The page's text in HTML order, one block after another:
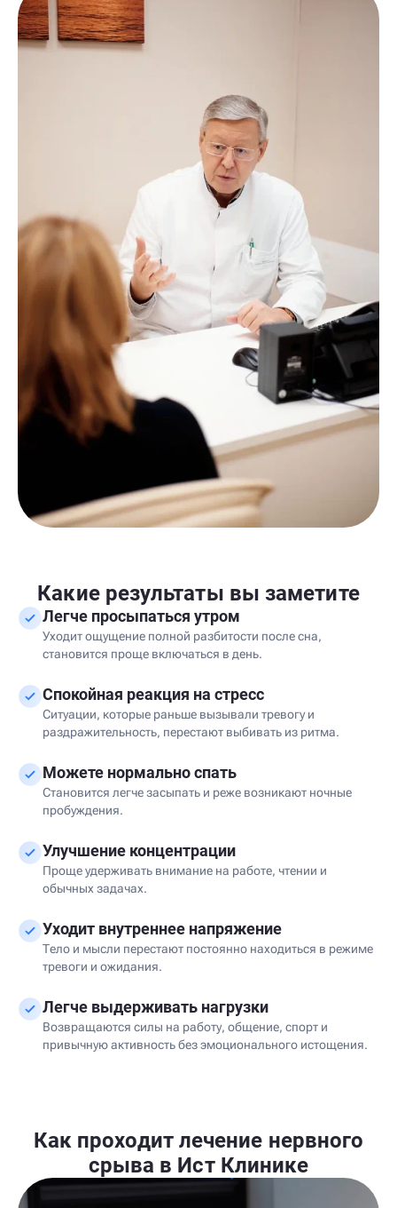
Какие результаты вы заметите
Легче просыпаться утром
Уходит ощущение полной разбитости после сна,
становится проще включаться в день.
Спокойная реакция на стресс
Ситуации, которые раньше вызывали тревогу и
раздражительность, перестают выбивать из ритма.
Можете нормально спать
Становится легче засыпать и реже возникают ночные
пробуждения.
Улучшение концентрации
Проще удерживать внимание на работе, чтении и
обычных задачах.
Уходит внутреннее напряжение
Тело и мысли перестают постоянно находиться в режиме
тревоги и ожидания.
Легче выдерживать нагрузки
Возвращаются силы на работу, общение, спорт и
привычную активность без эмоционального истощения.
Как проходит лечение нервного
срыва в Ист Клинике